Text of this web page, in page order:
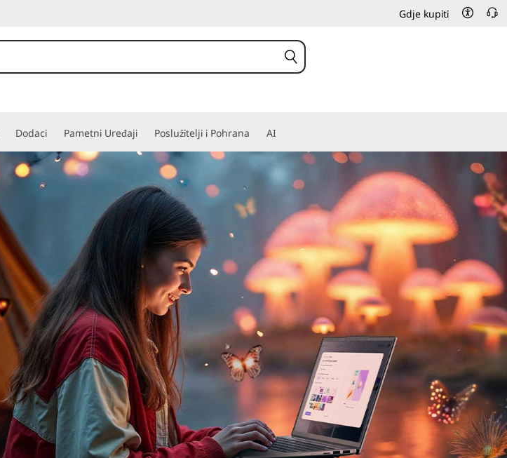
Gdje kupiti
Dodaci Pametni Uređaji Poslužitelji i Pohrana AI